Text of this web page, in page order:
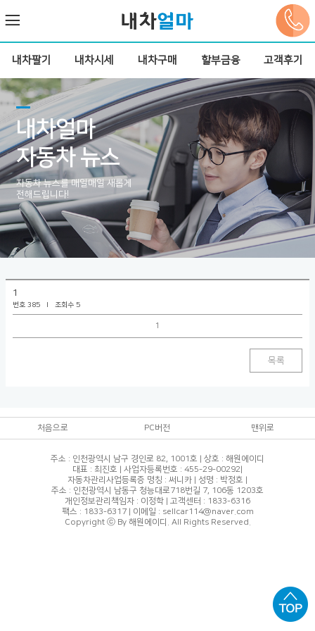
내차팔기 내차시세 내차구매 할부금융 고객후기
내차얼마
자동차 뉴스
자동차 뉴스를 매일매일 새롭게
전해드립니다!
1
번호 385 l 조회수 5
1
목록
처음으로 PC버전 맨위로
주소 : 인천광역시 남구 경인로 82, 1001호 | 상호 : 해원에이디
대표 : 최진호 | 사업자등록번호 : 455-29-00292|
자동차관리사업등록증 명칭 : 써니카 | 성명 : 박정호 |
주소 : 인천광역시 남동구 청능대로718번길 7, 106동 1203호
개인정보관리책임자 : 이정학 | 고객센터 : 1833-6316
팩스 : 1833-6317 | 이메일 : sellcar114@naver.com
Copyright ⓒ By 해원에이디. All Rights Reserved.